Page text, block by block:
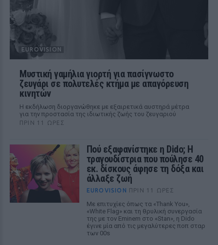
EUROVISION
Μυστική γαμήλια γιορτή για πασίγνωστο
ζευγάρι σε πολυτελές κτήμα με απαγόρευση
κινητών
Η εκδήλωση διοργανώθηκε με εξαιρετικά αυστηρά μέτρα
για την προστασία της ιδιωτικής ζωής του ζευγαριού
ΠΡΙΝ 11 ΏΡΕΣ
Πού εξαφανίστηκε η Dido; Η
τραγουδίστρια που πούλησε 40
εκ. δίσκους άφησε τη δόξα και
άλλαξε ζωή
EUROVISION ΠΡΙΝ 11 ΏΡΕΣ
Με επιτυχίες όπως τα «Thank You»,
«White Flag» και τη θρυλική συνεργασία
της με τον Eminem στο «Stan», η Dido
έγινε μία από τις μεγαλύτερες ποπ σταρ
των 00s